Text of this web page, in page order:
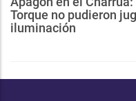
Torque no pudieron
iluminación